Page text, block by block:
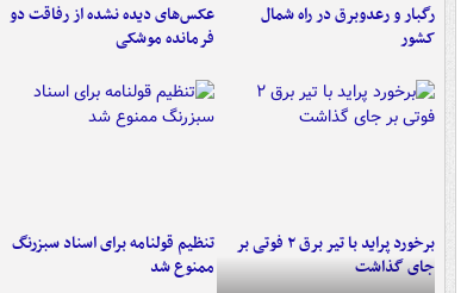
رگبار و رعدوبرق در راه شمال
کشور
عکس‌های دیده نشده از رفاقت دو
فرمانده‌ موشکی
برخورد پراید با تیر برق ۲ فوتی بر
جای گذاشت
تنظیم قولنامه برای اسناد سبزرنگ
ممنوع شد